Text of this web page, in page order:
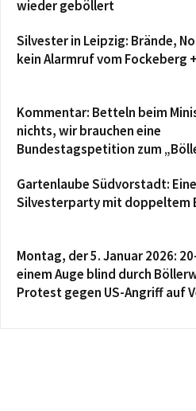
wieder geböllert
Silvester in Leipzig: Brände,
kein Alarmruf vom Fockeberg
Kommentar: Betteln beim
nichts, wir brauchen eine
Bundestagspetition zum
Gartenlaube Südvorstadt: Eine
Silvesterparty mit doppeltem
Montag, der 5. Januar 2026:
einem Auge blind durch
Protest gegen US-Angriff auf